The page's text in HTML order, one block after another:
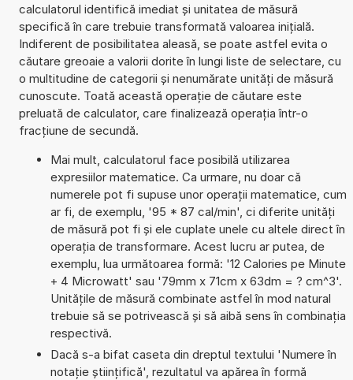
calculatorul identifică imediat și unitatea de măsură
specifică în care trebuie transformată valoarea inițială.
Indiferent de posibilitatea aleasă, se poate astfel evita o
căutare greoaie a valorii dorite în lungi liste de selectare, cu
o multitudine de categorii și nenumărate unități de măsură
cunoscute. Toată această operație de căutare este
preluată de calculator, care finalizează operația într-o
fracțiune de secundă.
Mai mult, calculatorul face posibilă utilizarea
expresiilor matematice. Ca urmare, nu doar că
numerele pot fi supuse unor operații matematice, cum
ar fi, de exemplu, '95 * 87 cal/min', ci diferite unități
de măsură pot fi și ele cuplate unele cu altele direct în
operația de transformare. Acest lucru ar putea, de
exemplu, lua următoarea formă: '12 Calories pe Minute
+ 4 Microwatt' sau '79mm x 71cm x 63dm = ? cm^3'.
Unitățile de măsură combinate astfel în mod natural
trebuie să se potrivească și să aibă sens în combinația
respectivă.
Dacă s-a bifat caseta din dreptul textului 'Numere în
notație științifică', rezultatul va apărea în formă